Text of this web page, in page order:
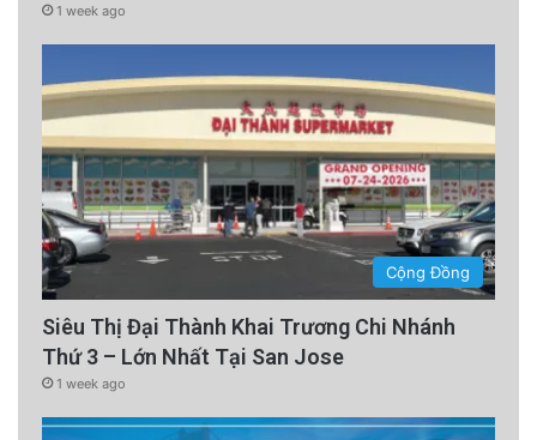
1 week ago
Cộng Đồng
Siêu Thị Đại Thành Khai Trương Chi Nhánh
Thứ 3 – Lớn Nhất Tại San Jose
1 week ago